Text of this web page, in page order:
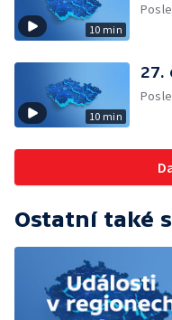
10 min
10 min
27.
Ostatní také